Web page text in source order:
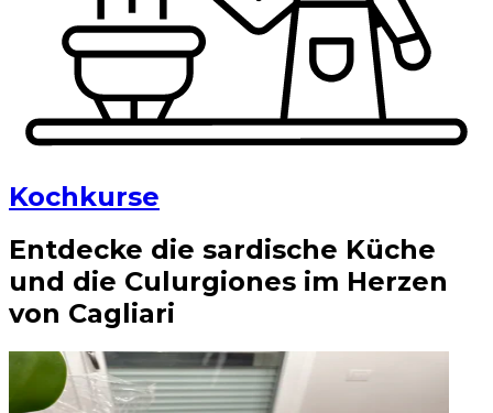
Kochkurse
Entdecke die sardische Küche
und die Culurgiones im Herzen
von Cagliari